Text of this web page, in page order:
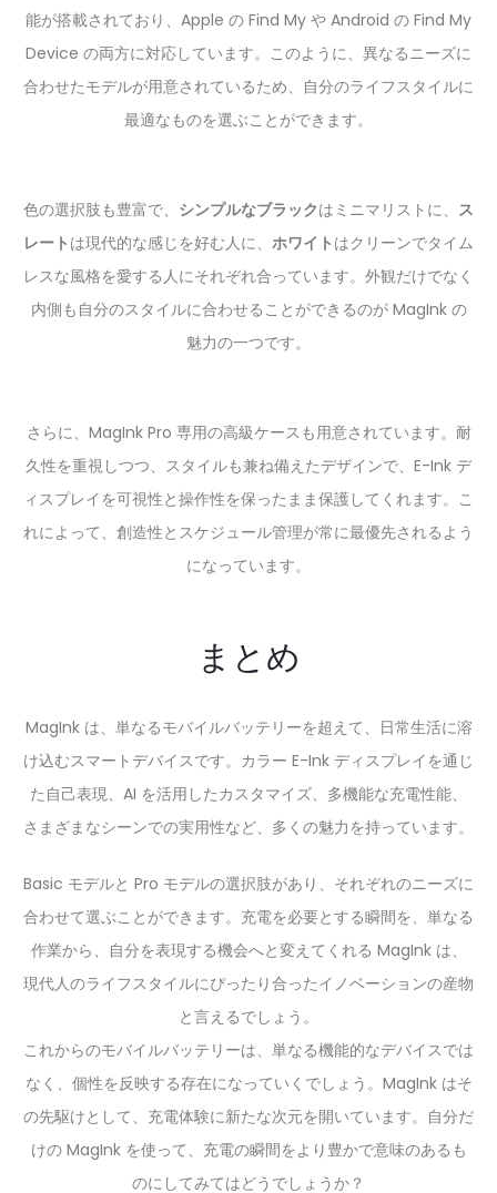
能が搭載されており、Apple の Find My や Android の Find My
Device の両方に対応しています。このように、異なるニーズに
合わせたモデルが用意されているため、自分のライフスタイルに
最適なものを選ぶことができます。
色の選択肢も豊富で、 シンプルなブラックはミニマリストに、 ス
レート は現代的な感じを好む人に、 ホワイト はクリーンでタイム
レスな風格を愛する人にそれぞれ合っています。外観だけでなく
内側も自分のスタイルに合わせることができるのが MagInk の
魅力の一つです。
さらに、MagInk Pro 専用の高級ケースも用意されています。耐
久性を重視しつつ、スタイルも兼ね備えたデザインで、E-Ink デ
ィスプレイを可視性と操作性を保ったまま保護してくれます。こ
れによって、創造性とスケジュール管理が常に最優先されるよう
になっています。
まとめ
MagInk は、単なるモバイルバッテリーを超えて、日常生活に溶
け込むスマートデバイスです。カラー E-Ink ディスプレイを通じ
た自己表現、AI を活用したカスタマイズ、多機能な充電性能、
さまざまなシーンでの実用性など、多くの魅力を持っています。
Basic モデルと Pro モデルの選択肢があり、それぞれのニーズに
合わせて選ぶことができます。充電を必要とする瞬間を、単なる
作業から、自分を表現する機会へと変えてくれる MagInk は、
現代人のライフスタイルにぴったり合ったイノベーションの産物
と言えるでしょう。
これからのモバイルバッテリーは、単なる機能的なデバイスでは
なく、個性を反映する存在になっていくでしょう。MagInk はそ
の先駆けとして、充電体験に新たな次元を開いています。自分だ
けの MagInk を使って、充電の瞬間をより豊かで意味のあるも
のにしてみてはどうでしょうか？